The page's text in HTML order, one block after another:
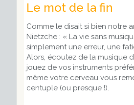
Le mot de la fin
Comme le disait si bien notre
Nietzche : « La vie sans
simplement une erreur, une
Alors, écoutez de la musique
jouez de vos instruments
même votre cerveau vous
centuple (ou presque !).